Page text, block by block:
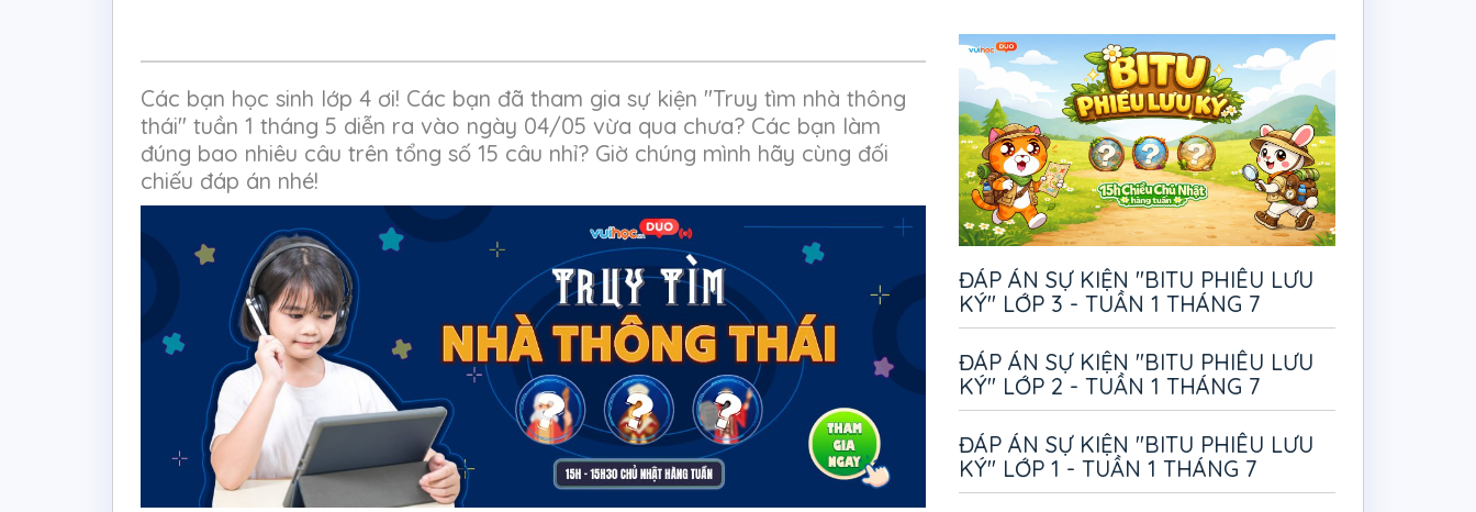
Các bạn học sinh lớp 4 ơi! Các bạn đã tham gia sự kiện "Truy tìm nhà thông
thái" tuần 1 tháng 5 diễn ra vào ngày 04/05 vừa qua chưa? Các bạn làm
đúng bao nhiêu câu trên tổng số 15 câu nhỉ? Giờ chúng mình hãy cùng đối
chiếu đáp án nhé!
ĐÁP ÁN SỰ KIỆN "BITU PHIÊU LƯU
KÝ" LỚP 3 - TUẦN 1 THÁNG 7
ĐÁP ÁN SỰ KIỆN "BITU PHIÊU LƯU
KÝ" LỚP 2 - TUẦN 1 THÁNG 7
ĐÁP ÁN SỰ KIỆN "BITU PHIÊU LƯU
KÝ" LỚP 1 - TUẦN 1 THÁNG 7